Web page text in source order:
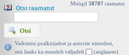
Müügil 58707 raamatut
Otsi raamatut
Vaikimisi pealkirjadest ja autorite nimedest,
otsi lisaks ka muudelt väljadelt
(aeglasem).